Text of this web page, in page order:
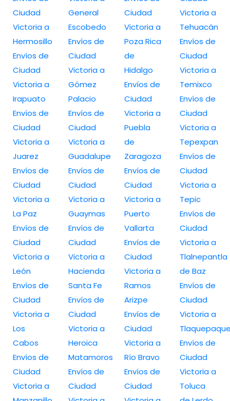
Ciudad
Victoria a
Hermosillo
Envíos de
Ciudad
Victoria a
Irapuato
Envíos de
Ciudad
Victoria a
Juarez
Envíos de
Ciudad
Victoria a
La Paz
Envíos de
Ciudad
Victoria a
León
Envíos de
Ciudad
Victoria a
Los
Cabos
Envíos de
Ciudad
Victoria a
General
Escobedo
Envíos de
Ciudad
Victoria a
Gómez
Palacio
Envíos de
Ciudad
Victoria a
Guadalupe
Envíos de
Ciudad
Victoria a
Guaymas
Envíos de
Ciudad
Victoria a
Hacienda
Santa Fe
Envíos de
Ciudad
Victoria a
Heroica
Matamoros
Envíos de
Ciudad
Ciudad
Victoria a
Poza Rica
de
Hidalgo
Envíos de
Ciudad
Victoria a
Puebla
de
Zaragoza
Envíos de
Ciudad
Victoria a
Puerto
Vallarta
Envíos de
Ciudad
Victoria a
Ramos
Arizpe
Envíos de
Ciudad
Victoria a
Río Bravo
Envíos de
Ciudad
Victoria a
Tehuacán
Envíos de
Ciudad
Victoria a
Temixco
Envíos de
Ciudad
Victoria a
Tepexpan
Envíos de
Ciudad
Victoria a
Tepic
Envíos de
Ciudad
Victoria a
Tlalnepantla
de Baz
Envíos de
Ciudad
Victoria a
Envíos de
Ciudad
Victoria a
Toluca